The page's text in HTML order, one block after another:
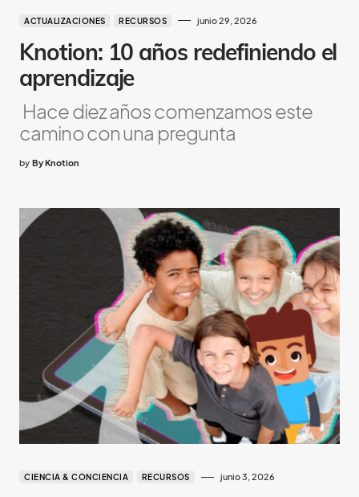
ACTUALIZACIONES RECURSOS junio 29, 2026
Knotion: 10 años redefiniendo el
aprendizaje
Hace diez años comenzamos este
camino con una pregunta
by By Knotion
CIENCIA & CONCIENCIA RECURSOS junio 3, 2026